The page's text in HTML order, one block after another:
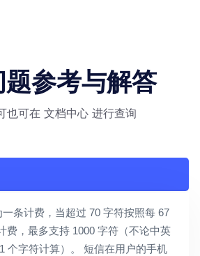
参考与解答
也可在 文档中心 进行查询
条计费，当超过 70 字符按照每 67
费，最多支持 1000 字符（不论中英
个字符计算）。 短信在用户的手机